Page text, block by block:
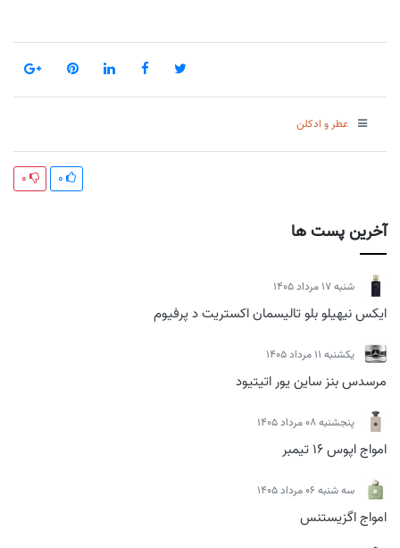
آخرین پست ها
شنبه 17 مرداد 1405
ایکس نیهیلو بلو تالیسمان اکستریت د پرفیوم
يكشنبه 11 مرداد 1405
مرسدس بنز ساین یور اتیتیود
پنجشنبه 08 مرداد 1405
امواج اپوس 16 تیمبر
سه شنبه 06 مرداد 1405
امواج اگزیستنس
عطر و ادکلن